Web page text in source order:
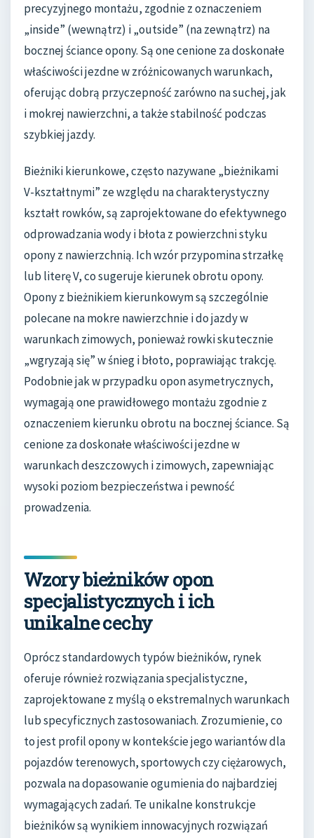
precyzyjnego montażu, zgodnie z oznaczeniem
„inside” (wewnątrz) i „outside” (na zewnątrz) na
bocznej ściance opony. Są one cenione za doskonałe
właściwości jezdne w zróżnicowanych warunkach,
oferując dobrą przyczepność zarówno na suchej, jak
i mokrej nawierzchni, a także stabilność podczas
szybkiej jazdy.
Bieżniki kierunkowe, często nazywane „bieżnikami
V-kształtnymi” ze względu na charakterystyczny
kształt rowków, są zaprojektowane do efektywnego
odprowadzania wody i błota z powierzchni styku
opony z nawierzchnią. Ich wzór przypomina strzałkę
lub literę V, co sugeruje kierunek obrotu opony.
Opony z bieżnikiem kierunkowym są szczególnie
polecane na mokre nawierzchnie i do jazdy w
warunkach zimowych, ponieważ rowki skutecznie
„wgryzają się” w śnieg i błoto, poprawiając trakcję.
Podobnie jak w przypadku opon asymetrycznych,
wymagają one prawidłowego montażu zgodnie z
oznaczeniem kierunku obrotu na bocznej ściance. Są
cenione za doskonałe właściwości jezdne w
warunkach deszczowych i zimowych, zapewniając
wysoki poziom bezpieczeństwa i pewność
prowadzenia.
Wzory bieżników opon
specjalistycznych i ich
unikalne cechy
Oprócz standardowych typów bieżników, rynek
oferuje również rozwiązania specjalistyczne,
zaprojektowane z myślą o ekstremalnych warunkach
lub specyficznych zastosowaniach. Zrozumienie, co
to jest profil opony w kontekście jego wariantów dla
pojazdów terenowych, sportowych czy ciężarowych,
pozwala na dopasowanie ogumienia do najbardziej
wymagających zadań. Te unikalne konstrukcje
bieżników są wynikiem innowacyjnych rozwiązań